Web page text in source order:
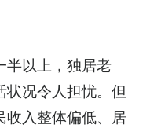
半以上，独居老
状况令人担忧。但
收入整体偏低、居